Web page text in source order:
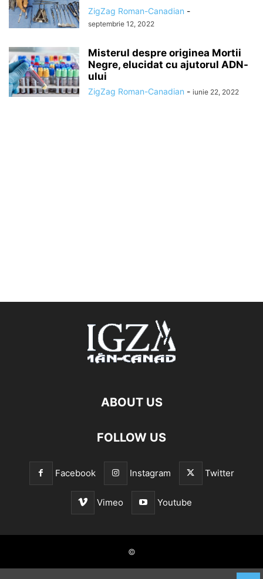
ZigZag Roman-Canadian -
septembrie 12, 2022
Misterul despre originea Mortii
Negre, elucidat cu ajutorul ADN-
ului
ZigZag Roman-Canadian - iunie 22, 2022
ABOUT US
FOLLOW US
Facebook Instagram Twitter
Vimeo Youtube
©